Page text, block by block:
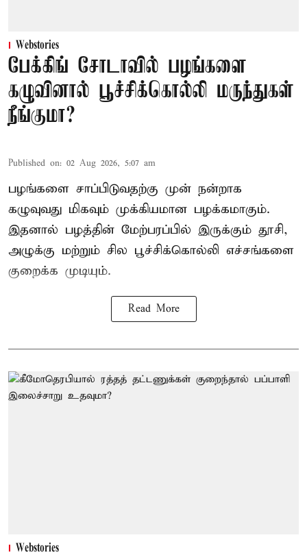
Webstories
பேக்கிங் சோடாவில் பழங்களை
கழுவினால் பூச்சிக்கொல்லி மருந்துகள்
நீங்குமா?
Published on: 02 Aug 2026, 5:07 am
பழங்களை சாப்பிடுவதற்கு முன் நன்றாக
கழுவுவது மிகவும் முக்கியமான பழக்கமாகும்.
இதனால் பழத்தின் மேற்பரப்பில் இருக்கும் தூசி,
அழுக்கு மற்றும் சில பூச்சிக்கொல்லி எச்சங்களை
குறைக்க முடியும்.
Read More
Webstories